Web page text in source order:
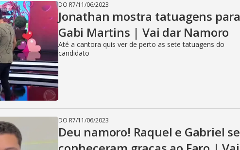
DO R7/11/06/2023
Jonathan mostra tatuagens para
Gabi Martins | Vai dar Namoro
Até a cantora quis ver de perto as sete tatuagens do
candidato
DO R7/11/06/2023
Deu namoro! Raquel e Gabriel se